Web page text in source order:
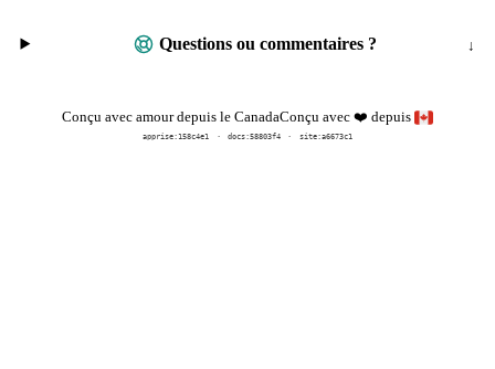
Questions ou commentaires ?
Conçu avec amour depuis le CanadaConçu avec ❤️ depuis
apprise:158c4e1 docs:58803f4 site:a6673c1